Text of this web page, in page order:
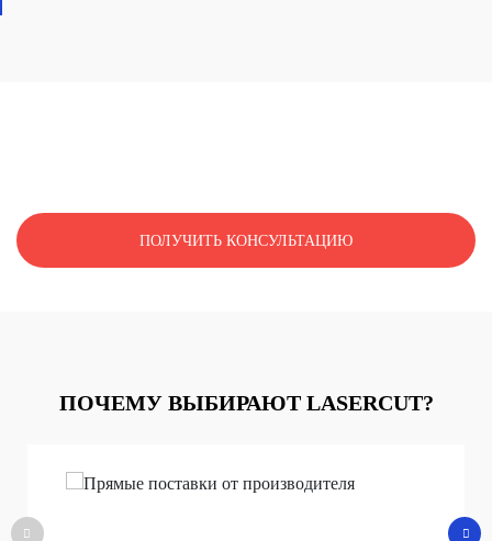
ПОЛУЧИТЬ КОНСУЛЬТАЦИЮ
ПОЧЕМУ ВЫБИРАЮТ LASERCUT?